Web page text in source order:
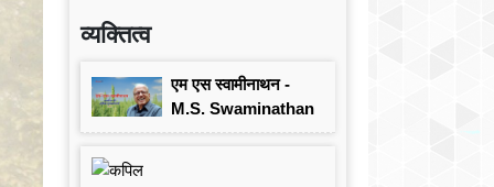
व्यक्तित्व
एम एस स्वामीनाथन -
M.S. Swaminathan